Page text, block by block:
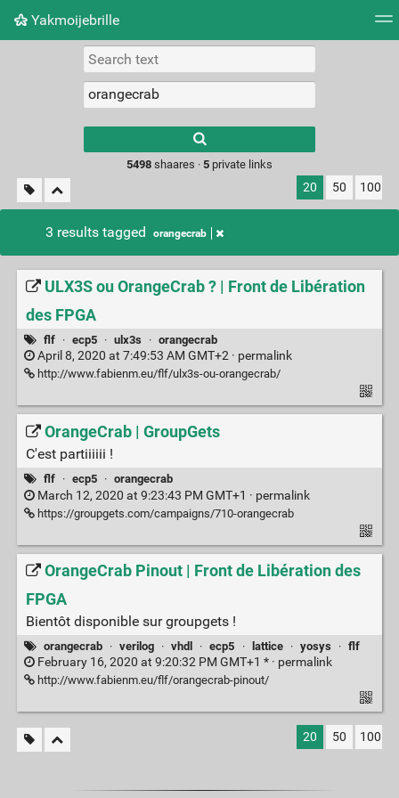
Yakmoijebrille
Picture wall
results.
5498shaares · 5private links
20 50 100
3 results tagged orangecrab
ULX3S ou OrangeCrab ? | Front de Libération
des FPGA
flf · ecp5 · ulx3s · orangecrab
April 8, 2020 at 7:49:53 AM GMT+2 · permalink
http://www.fabienm.eu/flf/ulx3s-ou-orangecrab/
OrangeCrab | GroupGets
C'est partiiiiii !
flf · ecp5 · orangecrab
March 12, 2020 at 9:23:43 PM GMT+1 · permalink
https://groupgets.com/campaigns/710-orangecrab
OrangeCrab Pinout | Front de Libération des
FPGA
Bientôt disponible sur groupgets !
orangecrab · verilog · vhdl · ecp5 · lattice · yosys · flf
February 16, 2020 at 9:20:32 PM GMT+1 * · permalink
http://www.fabienm.eu/flf/orangecrab-pinout/
20 50 100